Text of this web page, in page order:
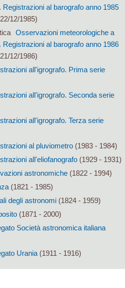
Registrazioni al barografo anno 1985
12/1985)
Osservazioni meteorologiche a
Registrazioni al barografo anno 1986
12/1986)
all'igrografo. Prima serie
all'igrografo. Seconda serie
all'igrografo. Terza serie
al pluviometro(1983 - 1984)
all'eliofanografo(1929 - 1931)
astronomiche (1822 - 1994)
(1821 - 1985)
degli astronomi(1824 - 1959)
(1871 - 2000)
Società astronomica italiana
Urania(1911 - 1916)